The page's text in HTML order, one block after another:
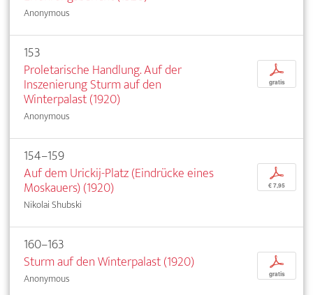
Anonymous
153
Proletarische Handlung. Auf der
Inszenierung Sturm auf den
Winterpalast (1920)
Anonymous
p
gratis
154–159
Auf dem Urickij-Platz (Eindrücke eines
Moskauers) (1920)
Nikolai Shubski
p
€ 7,95
160–163
Sturm auf den Winterpalast (1920)
Anonymous
p
gratis